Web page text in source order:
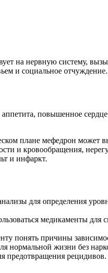
на нервную систему,
и социальное отчуждение.
повышенное
плане мефедрон может
и кровообращения,
и инфаркт.
для определения
медикаменты
понять причины
нормальной жизни без
предотвращения